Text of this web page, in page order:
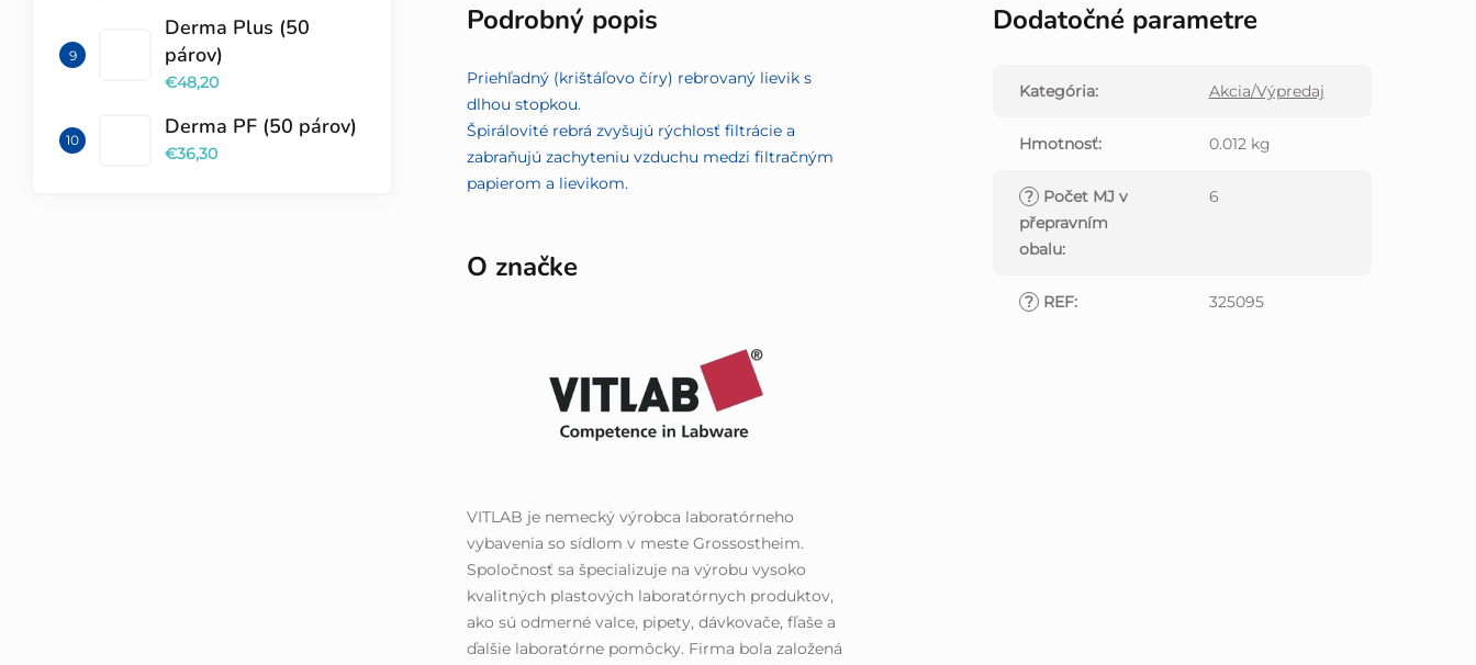
Derma Plus (50
párov)
€48,20
Derma PF (50 párov)
€36,30
Podrobný popis
Priehľadný (krištáľovo číry) rebrovaný lievik s
dlhou stopkou.
Špirálovité rebrá zvyšujú rýchlosť filtrácie a
zabraňujú zachyteniu vzduchu medzi filtračným
papierom a lievikom.
O značke
VITLAB je nemecký výrobca laboratórneho
vybavenia so sídlom v meste Grossostheim.
Spoločnosť sa špecializuje na výrobu vysoko
kvalitných plastových laboratórnych produktov,
ako sú odmerné valce, pipety, dávkovače, fľaše a
ďalšie laboratórne pomôcky. Firma bola založená
Dodatočné parametre
Kategória: Akcia/Výpredaj
Hmotnosť: 0.012 kg
? Počet MJ v
přepravním
obalu:
6
? REF: 325095